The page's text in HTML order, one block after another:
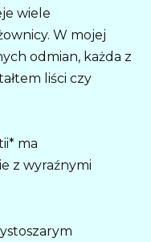
wiele
W mojej
odmian, każda z
liści czy
ma
z wyraźnymi